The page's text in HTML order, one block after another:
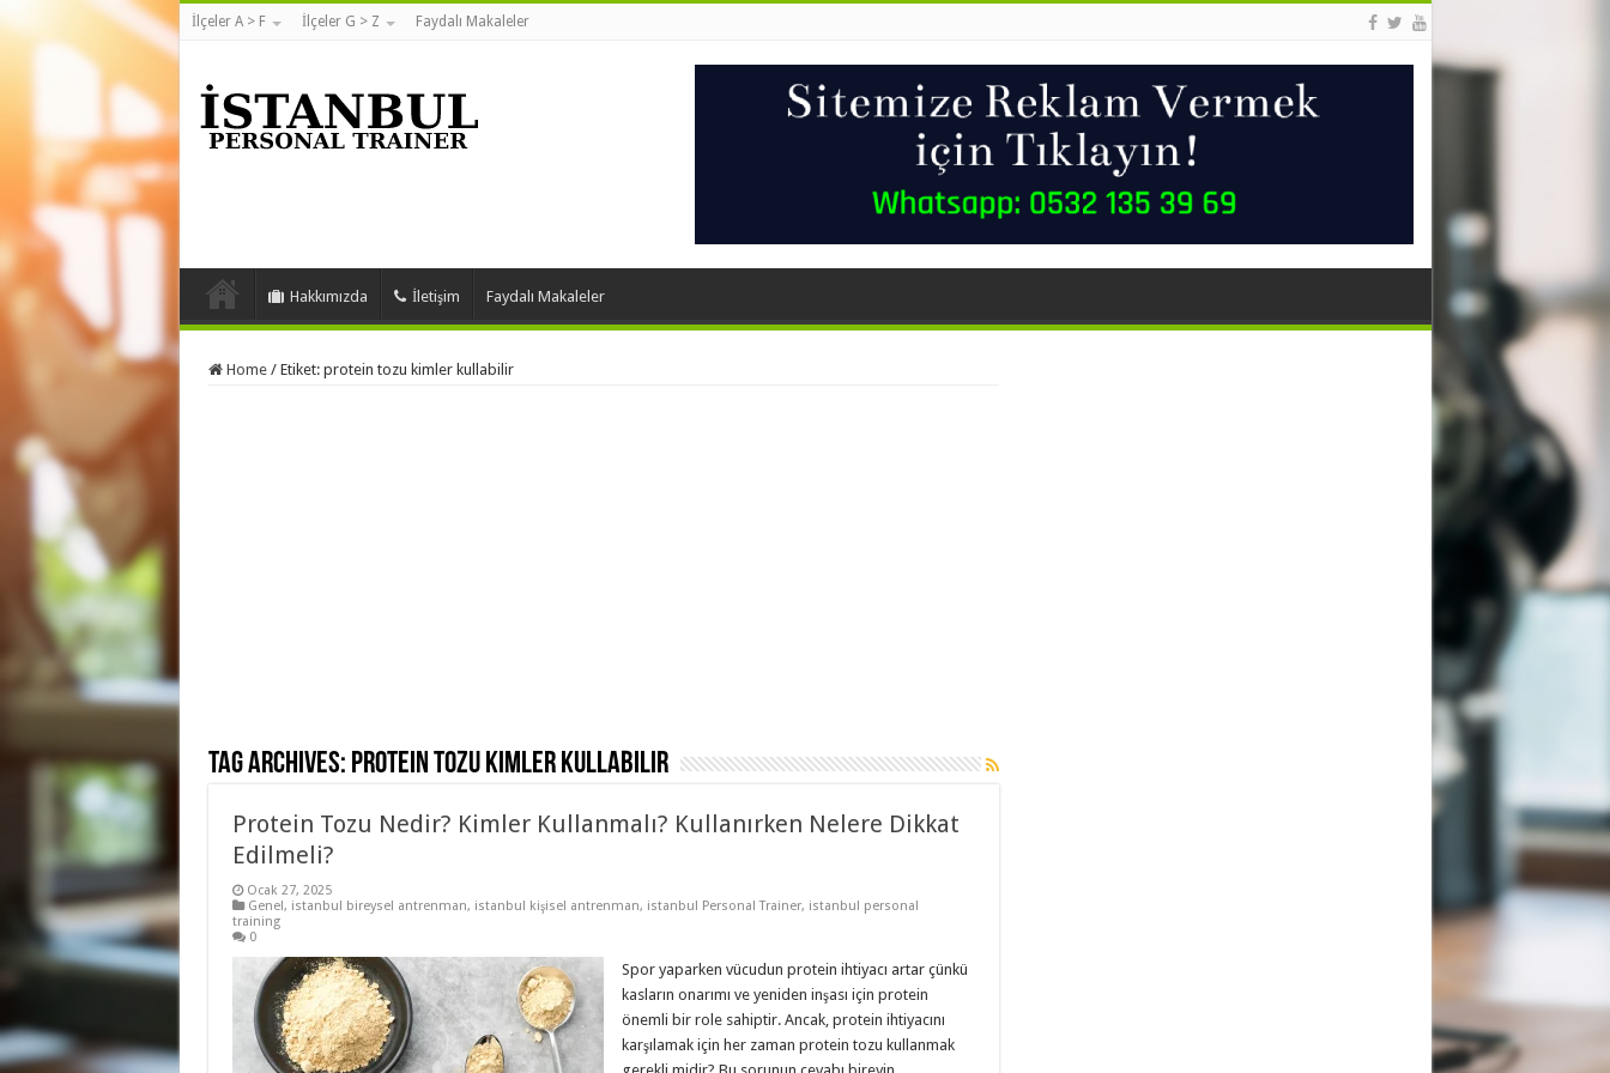
İlçeler A > F İlçeler G > Z Faydalı Makaleler
Hakkımızda İletişim Faydalı Makaleler
Home / Etiket: protein tozu kimler kullabilir
Tag Archives: protein tozu kimler kullabilir
Protein Tozu Nedir? Kimler Kullanmalı? Kullanırken Nelere Dikkat
Edilmeli?
Ocak 27, 2025
Genel, istanbul bireysel antrenman, istanbul kişisel antrenman, istanbul Personal Trainer, istanbul personal
training
0
Spor yaparken vücudun protein ihtiyacı artar çünkü
kasların onarımı ve yeniden inşası için protein
önemli bir role sahiptir. Ancak, protein ihtiyacını
karşılamak için her zaman protein tozu kullanmak